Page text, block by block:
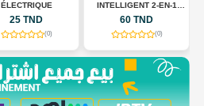
ÉLECTRIQUE
25 TND
(0)
INTELLIGENT 2-EN-1
POUR CHIENS ET CHATS
60 TND
(0)